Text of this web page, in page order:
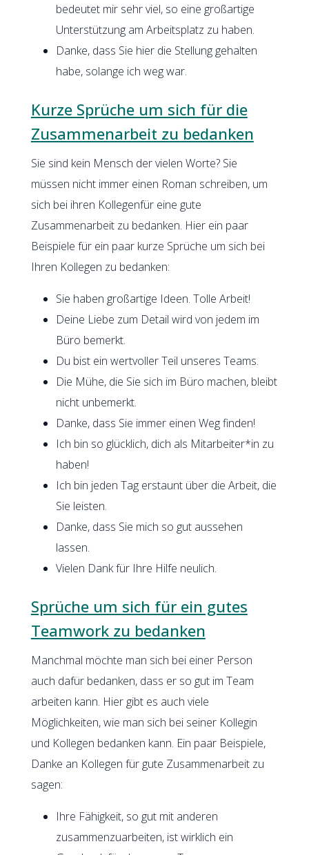
bedeutet mir sehr viel, so eine großartige
Unterstützung am Arbeitsplatz zu haben.
Danke, dass Sie hier die Stellung gehalten
habe, solange ich weg war.
Kurze Sprüche um sich für die
Zusammenarbeit zu bedanken
Sie sind kein Mensch der vielen Worte? Sie
müssen nicht immer einen Roman schreiben, um
sich bei ihren Kollegenfür eine gute
Zusammenarbeit zu bedanken. Hier ein paar
Beispiele für ein paar kurze Sprüche um sich bei
Ihren Kollegen zu bedanken:
Sie haben großartige Ideen. Tolle Arbeit!
Deine Liebe zum Detail wird von jedem im
Büro bemerkt.
Du bist ein wertvoller Teil unseres Teams.
Die Mühe, die Sie sich im Büro machen, bleibt
nicht unbemerkt.
Danke, dass Sie immer einen Weg finden!
Ich bin so glücklich, dich als Mitarbeiter*in zu
haben!
Ich bin jeden Tag erstaunt über die Arbeit, die
Sie leisten.
Danke, dass Sie mich so gut aussehen
lassen.
Vielen Dank für Ihre Hilfe neulich.
Sprüche um sich für ein gutes
Teamwork zu bedanken
Manchmal möchte man sich bei einer Person
auch dafür bedanken, dass er so gut im Team
arbeiten kann. Hier gibt es auch viele
Möglichkeiten, wie man sich bei seiner Kollegin
und Kollegen bedanken kann. Ein paar Beispiele,
Danke an Kollegen für gute Zusammenarbeit zu
sagen:
Ihre Fähigkeit, so gut mit anderen
zusammenzuarbeiten, ist wirklich ein